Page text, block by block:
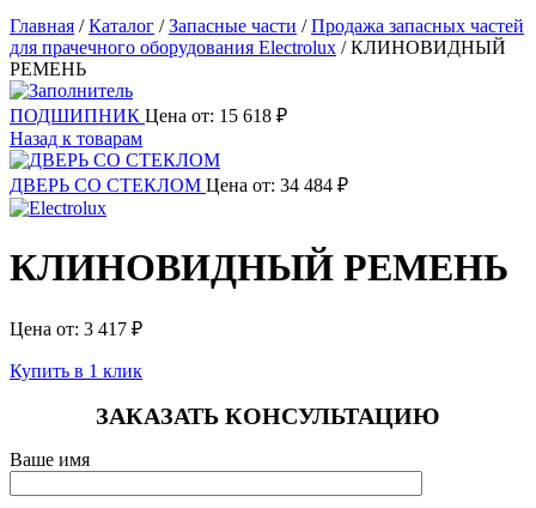
Главная /Каталог /Запасные части /Продажа запасных частей
для прачечного оборудования Electrolux /КЛИНОВИДНЫЙ
РЕМЕНЬ
ПОДШИПНИК Цена от: 15 618 ₽
Назад к товарам
ДВЕРЬ СО СТЕКЛОМ Цена от: 34 484 ₽
КЛИНОВИДНЫЙ РЕМЕНЬ
Цена от: 3 417 ₽
Купить в 1 клик
ЗАКАЗАТЬ КОНСУЛЬТАЦИЮ
Ваше имя